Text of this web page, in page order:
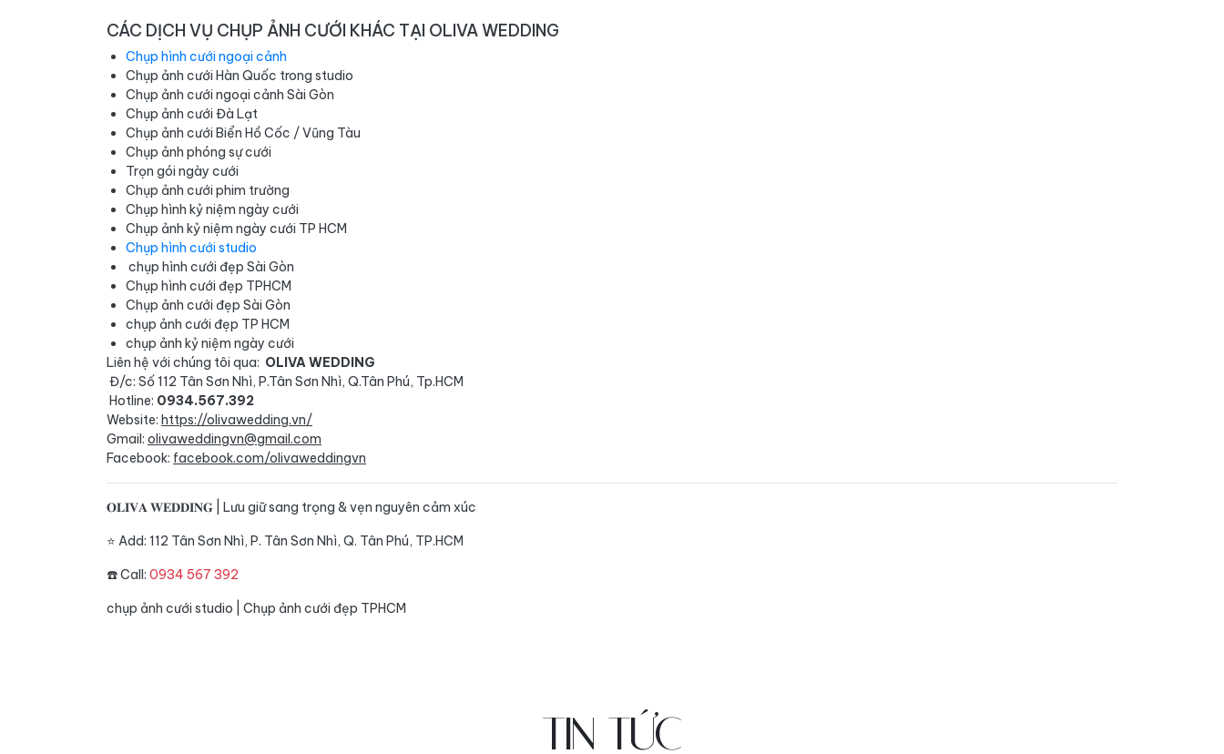
CÁC DỊCH VỤ CHỤP ẢNH CƯỚI KHÁC TẠI OLIVA WEDDING
Chụp hình cưới ngoại cảnh
Chụp ảnh cưới Hàn Quốc trong studio
Chụp ảnh cưới ngoại cảnh Sài Gòn
Chụp ảnh cưới Đà Lạt
Chụp ảnh cưới Biển Hồ Cốc / Vũng Tàu
Chụp ảnh phóng sự cưới
Trọn gói ngày cưới
Chụp ảnh cưới phim trường
Chụp hình kỷ niệm ngày cưới
Chụp ảnh kỷ niệm ngày cưới TP HCM
Chụp hình cưới studio
chụp hình cưới đẹp Sài Gòn
Chụp hình cưới đẹp TPHCM
Chụp ảnh cưới đẹp Sài Gòn
chụp ảnh cưới đẹp TP HCM
chụp ảnh kỷ niệm ngày cưới
Liên hệ với chúng tôi qua: OLIVA WEDDING
Đ/c: Số 112 Tân Sơn Nhì, P.Tân Sơn Nhì, Q.Tân Phú, Tp.HCM
Hotline: 0934.567.392
Website: https://olivawedding.vn/
Gmail: olivaweddingvn@gmail.com
Facebook: facebook.com/olivaweddingvn
𝐎𝐋𝐈𝐕𝐀 𝐖𝐄𝐃𝐃𝐈𝐍𝐆 | Lưu giữ sang trọng & vẹn nguyên cảm xúc
⭐️ Add: 112 Tân Sơn Nhì, P. Tân Sơn Nhì, Q. Tân Phú, TP.HCM
☎️ Call: 0934 567 392
chụp ảnh cưới studio Chụp ảnh cưới đẹp TPHCM
TIN TỨC